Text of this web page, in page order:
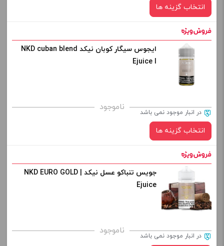
+
افزودن به سبد خرید
انتخاب گزینه ها
نیکوتین:
برای فعال شدن سبد خرید و نمایش قیمت ، گزینه های محصول را
از کادر بالا انتخاب کنید.
+
افزودن به سبد خرید
ایجوس سیگار کوبان نیکد NKD cuban blend
Ejuice l
ناموجود در انبار موجود نمی باشد
انتخاب گزینه ها
نیکوتین:
برای فعال شدن سبد خرید و نمایش قیمت ، گزینه های محصول را
از کادر بالا انتخاب کنید.
جویس تنباکو عسل نیکد | NKD EURO GOLD
Ejuice
ناموجود در انبار موجود نمی باشد